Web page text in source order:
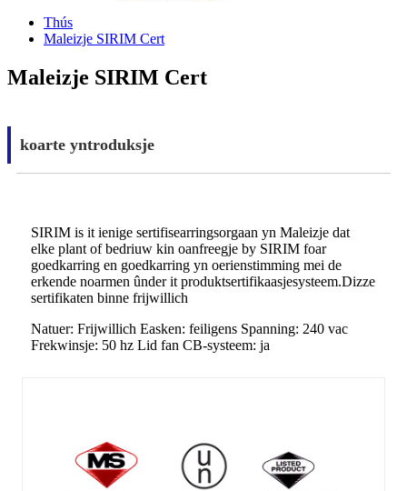
Thús
Maleizje SIRIM Cert
Maleizje SIRIM Cert
koarte yntroduksje
SIRIM is it ienige sertifisearringsorgaan yn Maleizje dat
elke plant of bedriuw kin oanfreegje by SIRIM foar
goedkarring en goedkarring yn oerienstimming mei de
erkende noarmen ûnder it produktsertifikaasjesysteem.Dizze
sertifikaten binne frijwillich
Natuer: Frijwillich Easken: feiligens Spanning: 240 vac
Frekwinsje: 50 hz Lid fan CB-systeem: ja